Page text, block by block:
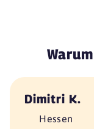
Dimitri K.
Hessen